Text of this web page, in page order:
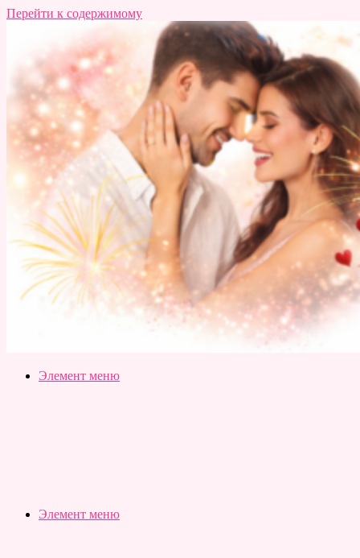
Перейти к содержимому
Slubovju.ru
Бесплатные
Элемент меню
Элемент меню